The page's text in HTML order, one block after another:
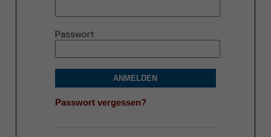
Passwort
ANMELDEN
Passwort vergessen?